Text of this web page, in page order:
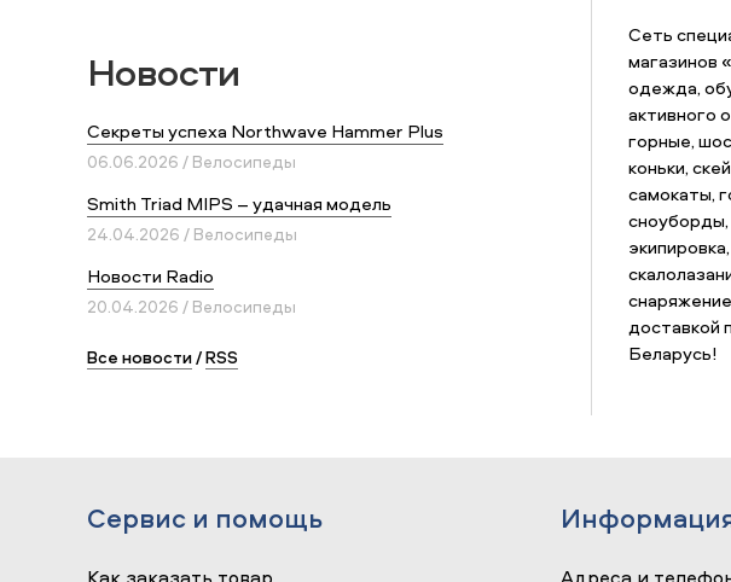
Новости
Секреты успеха Northwave Hammer Plus
06.06.2026 / Велосипеды
Smith Triad MIPS – удачная модель
24.04.2026 / Велосипеды
Новости Radio
20.04.2026 / Велосипеды
Все новости/RSS
Сеть
магазинов
одежда,
активного
горные,
коньки,
самокаты,
сноуборды,
доставкой
Беларусь!
Сервис и помощь